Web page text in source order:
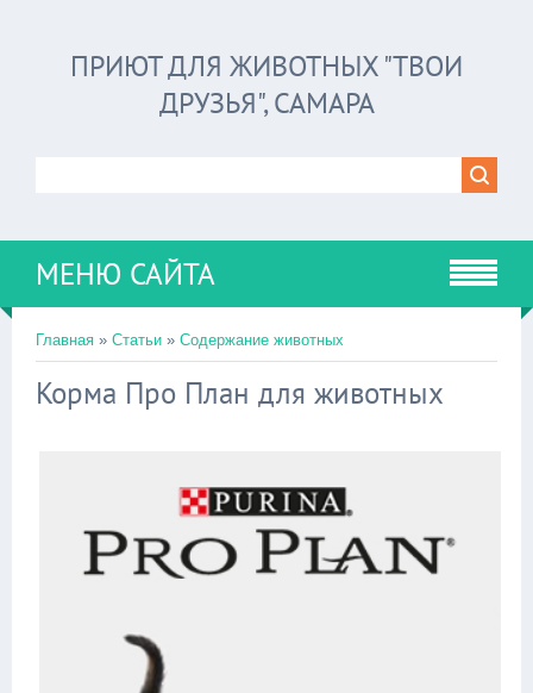
ПРИЮТ ДЛЯ ЖИВОТНЫХ "ТВОИ
ДРУЗЬЯ", САМАРА
МЕНЮ САЙТА
Главная » Статьи » Содержание животных
Корма Про План для животных